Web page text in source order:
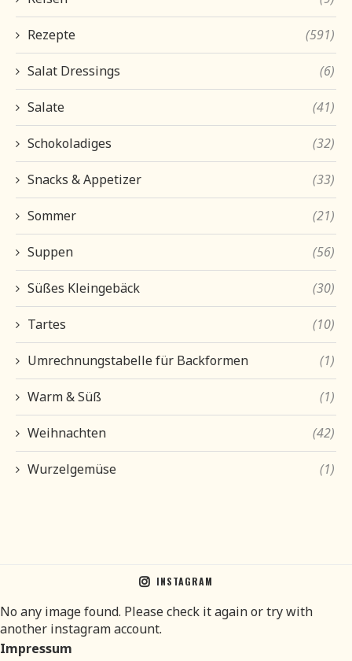
Rezepte (591)
Salat Dressings (6)
Salate (41)
Schokoladiges (32)
Snacks & Appetizer (33)
Sommer (21)
Suppen (56)
Süßes Kleingebäck (30)
Tartes (10)
Umrechnungstabelle für Backformen (1)
Warm & Süß (1)
Weihnachten (42)
Wurzelgemüse (1)
INSTAGRAM
No any image found. Please check it again or try with
another instagram account.
Impressum